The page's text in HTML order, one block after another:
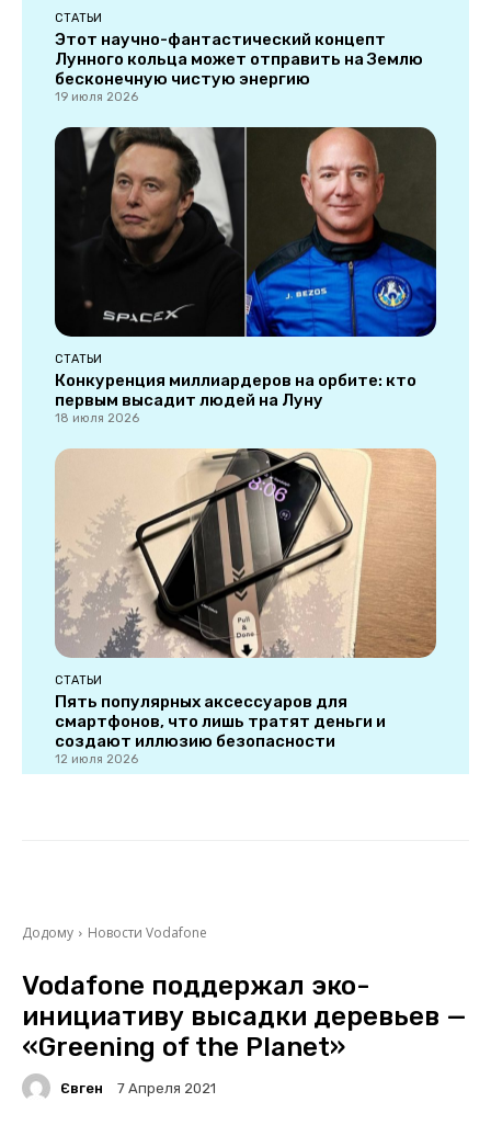
СТАТЬИ
Этот научно-фантастический концепт
Лунного кольца может отправить на Землю
бесконечную чистую энергию
19 июля 2026
СТАТЬИ
Конкуренция миллиардеров на орбите: кто
первым высадит людей на Луну
18 июля 2026
СТАТЬИ
Пять популярных аксессуаров для
смартфонов, что лишь тратят деньги и
создают иллюзию безопасности
12 июля 2026